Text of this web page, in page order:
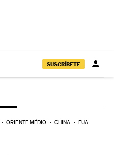
SUSCRÍBETE
ORIENTE MÉDIO CHINA EUA